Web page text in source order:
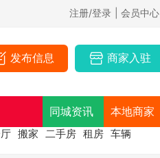
注册/登录 | 会员中心
发布信息 商家入驻
同城资讯 本地商家
搬家 二手房 租房 车辆